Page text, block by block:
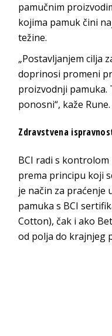
pamučnim
kojima pamuk čini
težine.
„Postavljanjem cilja
doprinosi promeni
proizvodnji pamuka.
ponosni“, kaže Rune.
Zdravstvena
BCI radi s
prema principu koji
je način za praćenje
pamuka s BCI
Cotton), čak i ako
od polja do krajnjeg